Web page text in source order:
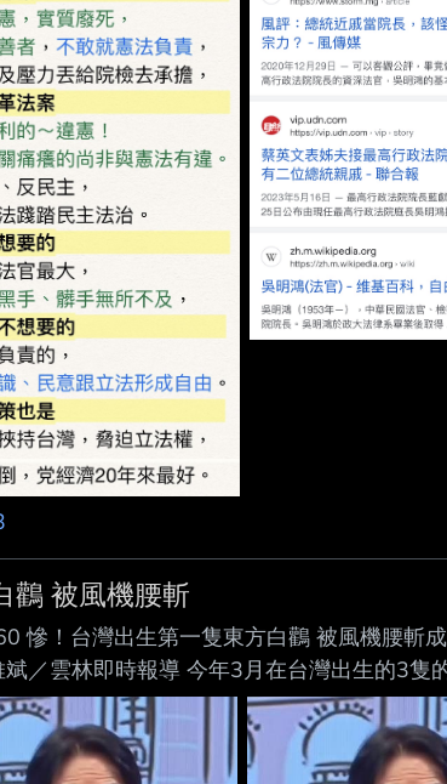
。監察委員林郁容、高涌誠、葉宜津12日
被發現引用的3名專家陳世
鸛 被風機腰斬
慘！台灣出生第一隻東方白鸛 被風機腰斬
／雲林即時報導 今年3月在台灣出生的3隻
溪河口 學習覓食，不料，鳥友所擔心的事
兩截，慘死在濁水溪北岸彰化大城的一隻風
友萬般不捨，已通報農業部生物多樣性研究